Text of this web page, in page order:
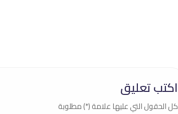
اكتب تعليق
كل الحقول التي عليها علامة (*) مطلوبة